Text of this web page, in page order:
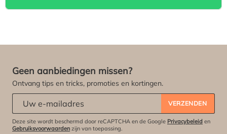
Geen aanbiedingen missen?
Ontvang tips en tricks, promoties en kortingen.
VERZENDEN
Deze site wordt beschermd door reCAPTCHA en de Google Privacybeleid en
Gebruiksvoorwaarden zijn van toepassing.